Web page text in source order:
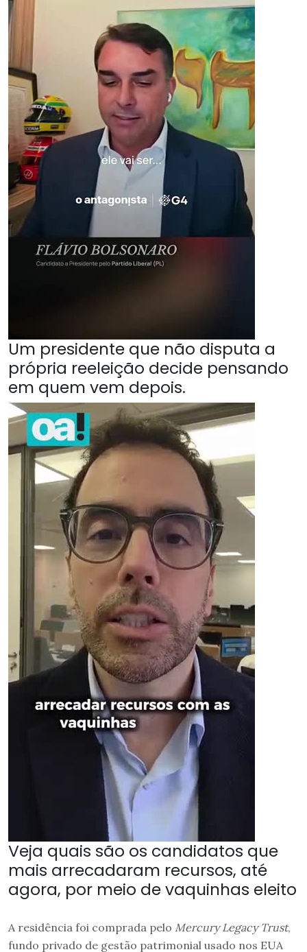
Um presidente que não disputa a
própria reeleição decide pensando
em quem vem depois.
Veja quais são os candidatos que
mais arrecadaram recursos, até
agora, por meio de vaquinhas eleito
A residência foi comprada pelo Mercury Legacy Trust,
fundo privado de gestão patrimonial usado nos EUA